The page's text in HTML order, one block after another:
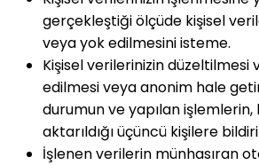
gerçekleştiği ölçüde kişisel
veya yok edilmesini isteme.
Kişisel verilerinizin düzeltilmesi
edilmesi veya anonim hale
durumun ve yapılan işlemlerin,
aktarıldığı üçüncü kişilere
İşlenen verilerin münhasıran